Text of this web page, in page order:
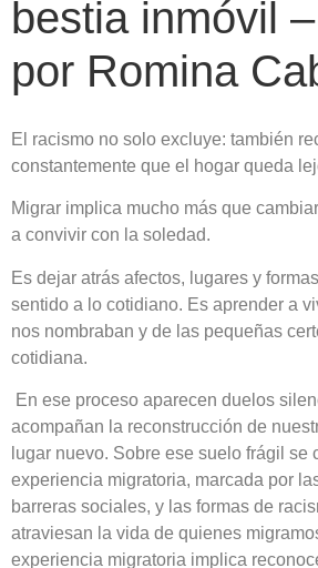
bestia inmóvil
por Romina
E l racismo no solo excluye: también
constantemente que el hogar queda
Migrar implica mucho más que
a convivir con la soledad.
Es dejar atrás afectos, lugares y
sentido a lo cotidiano. Es aprender a
nos nombraban y de las pequeñas
cotidiana.
En ese proceso aparecen duelos
acompañan la reconstrucción de
lugar nuevo. Sobre ese suelo frágil se
experiencia migratoria, marcada por
barreras sociales, y las formas de
atraviesan la vida de quienes
experiencia migratoria implica